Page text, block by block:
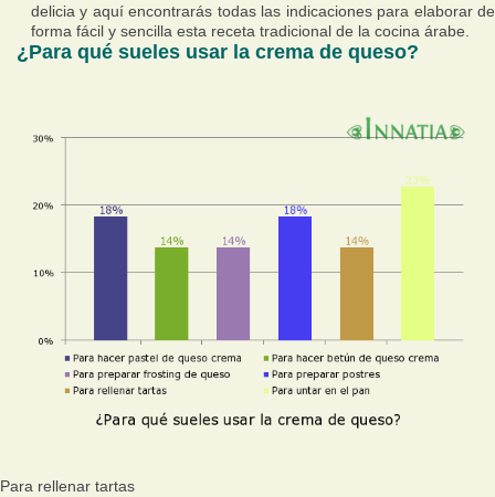
delicia y aquí encontrarás todas las indicaciones para elaborar de
forma fácil y sencilla esta receta tradicional de la cocina árabe.
¿Para qué sueles usar la crema de queso?
Para rellenar tartas